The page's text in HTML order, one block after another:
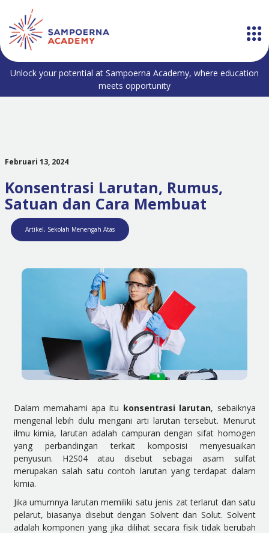
Unlock your potential at Sampoerna Academy, where education
meets opportunity
Februari 13, 2024
Konsentrasi Larutan, Rumus,
Satuan dan Cara Membuat
Artikel, Sekolah Menengah Atas
Dalam memahami apa itu konsentrasi larutan, sebaiknya
mengenal lebih dulu mengani arti larutan tersebut. Menurut
ilmu kimia, larutan adalah campuran dengan sifat homogen
yang perbandingan terkait komposisi menyesuaikan
penyusun. H2S04 atau disebut sebagai asam sulfat
merupakan salah satu contoh larutan yang terdapat dalam
kimia.
Jika umumnya larutan memiliki satu jenis zat terlarut dan satu
pelarut, biasanya disebut dengan Solvent dan Solut. Solvent
adalah komponen yang jika dilihat secara fisik tidak berubah